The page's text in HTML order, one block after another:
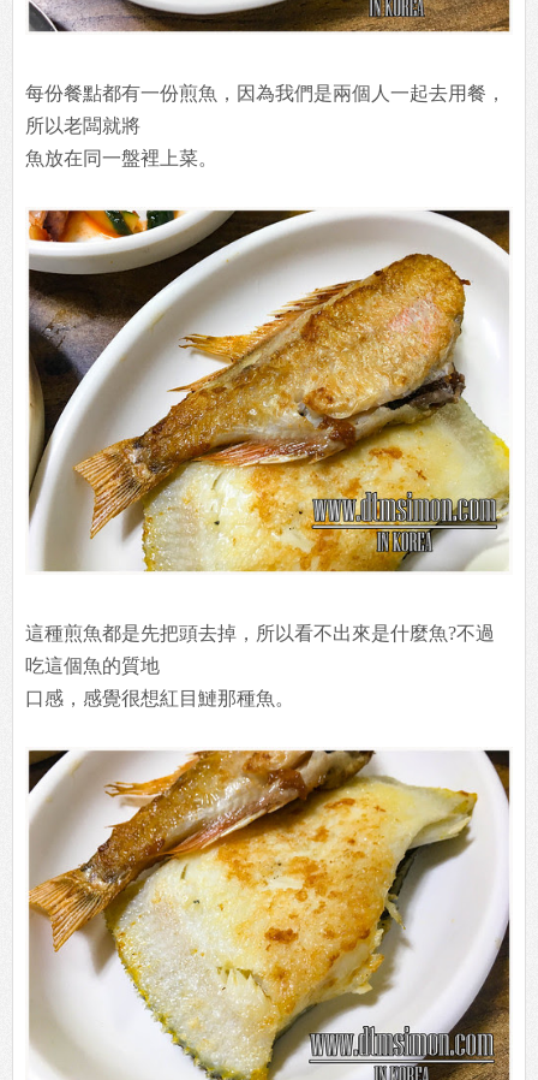
每份餐點都有一份煎魚，因為我們是兩個人一起去用餐，
所以老闆就將
魚放在同一盤裡上菜。
這種煎魚都是先把頭去掉，所以看不出來是什麼魚?不過
吃這個魚的質地
口感，感覺很想紅目鰱那種魚。